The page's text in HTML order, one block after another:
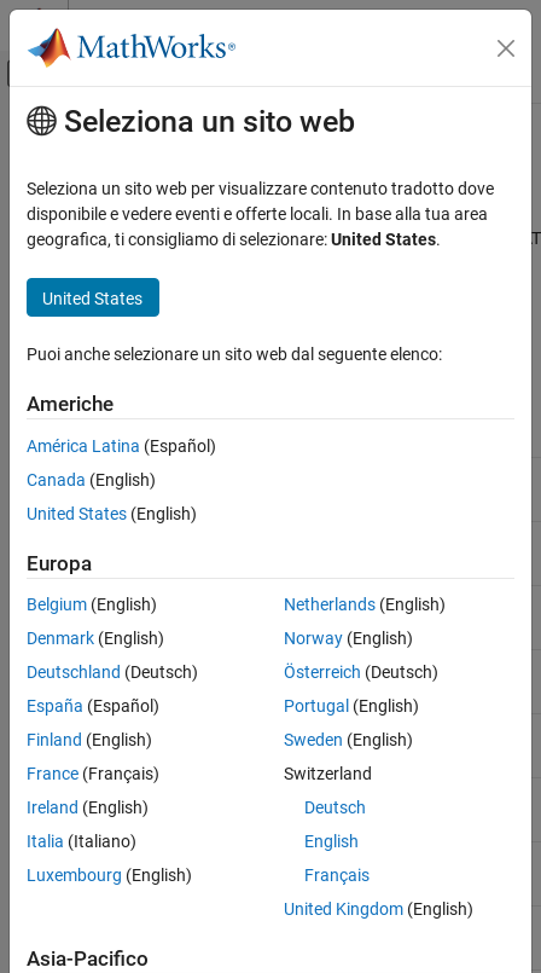
Vai al contenuto
Attiva/disattiva menu di navigazione
Pagina iniziale della documentazione
Simulink Real-Time
Model Preparation for Real-Time Execution
Communication Protocol Blocks
EtherCAT Protocol Blocks
EtherCAT Data Types
Contenuto principale
EtherCAT
TheSimulink®Real-Time™EtherCAT® blocks directly support the
following EtherCAT data types. The software maps other EtherCAT
type conversion by using
blocks.
EtherCAT Data
Type
bit
bitarr 8 (bit array) uint8
bitarr16 16 (bit array) uint16
bitarr32 32 (bit array) uint32
BOOL
int16
Seleziona un sito web
Seleziona un sito web per visualizzare contenuto tradotto dove
disponibile e vedere eventi e offerte locali. In base alla tua area
geografica, ti consigliamo di selezionare:United States.
United States
Puoi anche selezionare un sito web dal seguente elenco:
Americhe
América Latina (Español)
Canada (English)
United States (English)
Europa
Belgium (English)
Denmark (English)
Deutschland (Deutsch)
España (Español)
Finland (English)
France (Français)
Ireland (English)
Italia (Italiano)
Luxembourg (English)
Netherlands(English)
Norway(English)
Österreich (Deutsch)
Portugal (English)
Sweden (English)
Switzerland
Deutsch
English
Français
United Kingdom(English)
Asia-Pacifico